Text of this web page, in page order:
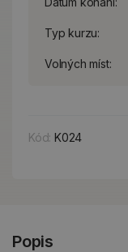
Typ kurzu:
Volných míst:
Kód:K024
Popis